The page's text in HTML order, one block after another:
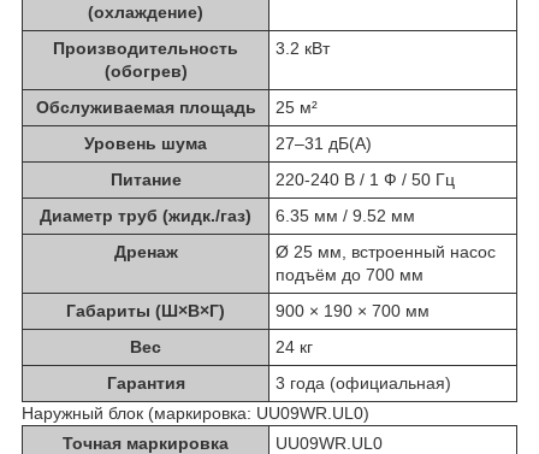
(охлаждение)
Производительность
(обогрев)
3.2 кВт
Обслуживаемая площадь
25 м²
Уровень шума
27–31 дБ(A)
Питание
220-240 В / 1 Ф / 50 Гц
Диаметр труб (жидк./газ)
6.35 мм / 9.52 мм
Дренаж
Ø 25 мм, встроенный насос
подъём до 700 мм
Габариты (Ш×В×Г)
900 × 190 × 700 мм
Вес
24 кг
Гарантия
3 года (официальная)
Наружный блок (маркировка: UU09WR.UL0)
Точная маркировка
UU09WR.UL0